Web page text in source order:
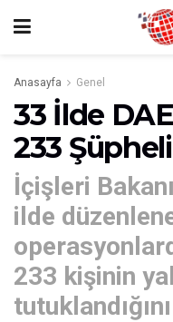
Anasayfa Genel
33 İlde
233
İçişleri
ilde
233 kişinin